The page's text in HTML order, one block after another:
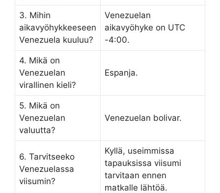
3. Mihin
aikavyöhykkeeseen
Venezuela kuuluu?
Venezuelan
aikavyöhyke on UTC
-4:00.
4. Mikä on
Venezuelan
virallinen kieli?
Espanja.
5. Mikä on
Venezuelan
valuutta?
Venezuelan bolivar.
6. Tarvitseeko
Venezuelassa
viisumin?
Kyllä, useimmissa
tapauksissa viisumi
tarvitaan ennen
matkalle lähtöä.